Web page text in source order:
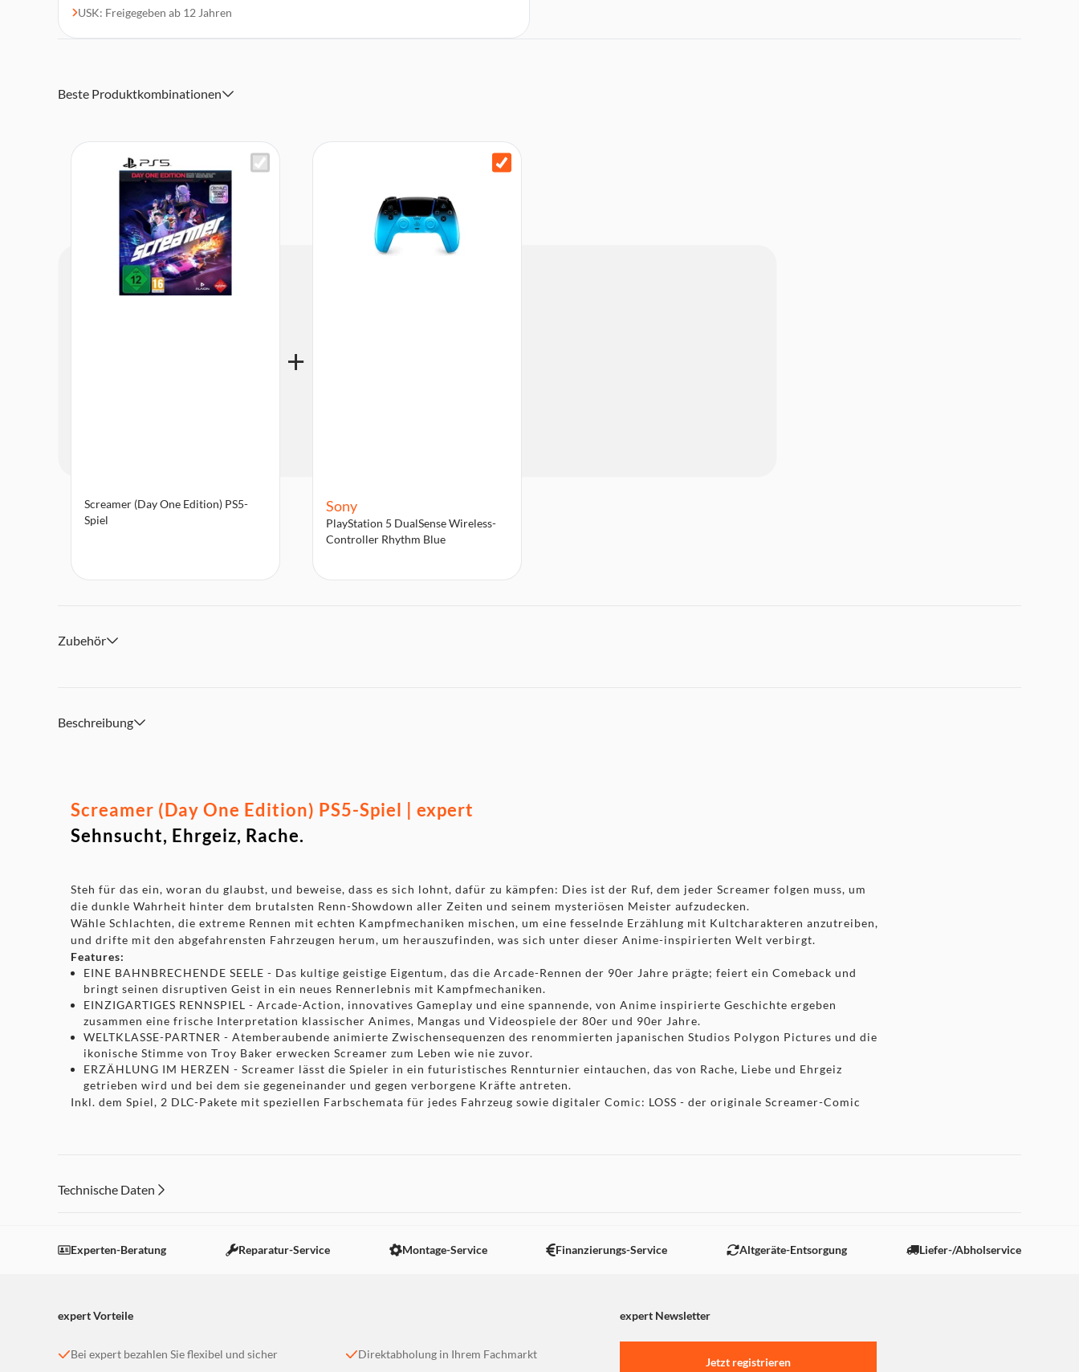
USK: Freigegeben ab 12 Jahren
Beste Produktkombinationen
Screamer (Day One Edition) PS5-
Spiel
Sony
PlayStation 5 DualSense Wireless-
Controller Rhythm Blue
Zubehör
Beschreibung
Screamer (Day One Edition) PS5-Spiel | expert
Sehnsucht, Ehrgeiz, Rache.
Steh für das ein, woran du glaubst, und beweise, dass es sich lohnt, dafür zu kämpfen: Dies ist der Ruf, dem jeder Screamer folgen muss, um
die dunkle Wahrheit hinter dem brutalsten Renn-Showdown aller Zeiten und seinem mysteriösen Meister aufzudecken.
Wähle Schlachten, die extreme Rennen mit echten Kampfmechaniken mischen, um eine fesselnde Erzählung mit Kultcharakteren anzutreiben,
und drifte mit den abgefahrensten Fahrzeugen herum, um herauszufinden, was sich unter dieser Anime-inspirierten Welt verbirgt.
Features:
EINE BAHNBRECHENDE SEELE - Das kultige geistige Eigentum, das die Arcade-Rennen der 90er Jahre prägte; feiert ein Comeback und
bringt seinen disruptiven Geist in ein neues Rennerlebnis mit Kampfmechaniken.
EINZIGARTIGES RENNSPIEL - Arcade-Action, innovatives Gameplay und eine spannende, von Anime inspirierte Geschichte ergeben
zusammen eine frische Interpretation klassischer Animes, Mangas und Videospiele der 80er und 90er Jahre.
WELTKLASSE-PARTNER - Atemberaubende animierte Zwischensequenzen des renommierten japanischen Studios Polygon Pictures und die
ikonische Stimme von Troy Baker erwecken Screamer zum Leben wie nie zuvor.
ERZÄHLUNG IM HERZEN - Screamer lässt die Spieler in ein futuristisches Rennturnier eintauchen, das von Rache, Liebe und Ehrgeiz
getrieben wird und bei dem sie gegeneinander und gegen verborgene Kräfte antreten.
Inkl. dem Spiel, 2 DLC-Pakete mit speziellen Farbschemata für jedes Fahrzeug sowie digitaler Comic: LOSS - der originale Screamer-Comic
Technische Daten
Experten-Beratung Reparatur-Service Montage-Service Finanzierungs-Service Altgeräte-Entsorgung Liefer-/Abholservice
expert Vorteile expert Newsletter
Bei expert bezahlen Sie flexibel und sicher
Direktabholung in Ihrem Fachmarkt
Jetzt registrieren